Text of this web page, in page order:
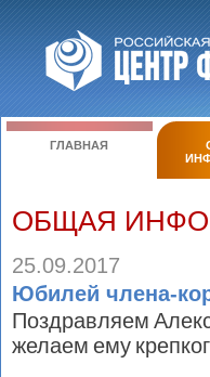
ГЛАВНАЯ
ОБЩАЯ
25.09.2017
Юбилей члена-
Поздравляем
желаем ему